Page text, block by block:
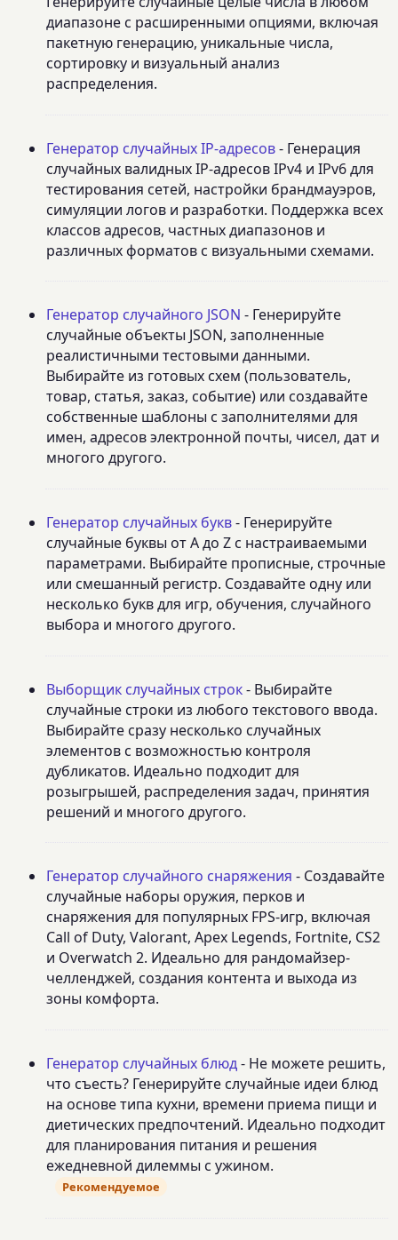
диапазоне с расширенными опциями, включая
пакетную генерацию, уникальные числа,
сортировку и визуальный анализ
распределения.
Генератор случайных IP-адресов- Генерация
случайных валидных IP-адресов IPv4 и IPv6 для
тестирования сетей, настройки брандмауэров,
симуляции логов и разработки. Поддержка всех
классов адресов, частных диапазонов и
различных форматов с визуальными схемами.
Генератор случайного JSON - Генерируйте
случайные объекты JSON, заполненные
реалистичными тестовыми данными.
Выбирайте из готовых схем (пользователь,
товар, статья, заказ, событие) или создавайте
собственные шаблоны с заполнителями для
имен, адресов электронной почты, чисел, дат и
многого другого.
Генератор случайных букв- Генерируйте
случайные буквы от A до Z с настраиваемыми
параметрами. Выбирайте прописные, строчные
или смешанный регистр. Создавайте одну или
несколько букв для игр, обучения, случайного
выбора и многого другого.
Выборщик случайных строк- Выбирайте
случайные строки из любого текстового ввода.
Выбирайте сразу несколько случайных
элементов с возможностью контроля
дубликатов. Идеально подходит для
розыгрышей, распределения задач, принятия
решений и многого другого.
Генератор случайного снаряжения - Создавайте
случайные наборы оружия, перков и
снаряжения для популярных FPS-игр, включая
Call of Duty, Valorant, Apex Legends, Fortnite, CS2
и Overwatch 2. Идеально для рандомайзер-
челленджей, создания контента и выхода из
зоны комфорта.
Генератор случайных блюд- Не можете решить,
что съесть? Генерируйте случайные идеи блюд
на основе типа кухни, времени приема пищи и
диетических предпочтений. Идеально подходит
для планирования питания и решения
ежедневной дилеммы с ужином.
Рекомендуемое